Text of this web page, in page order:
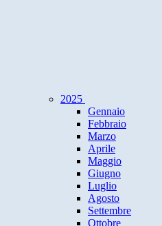
2025
Gennaio
Febbraio
Marzo
Aprile
Maggio
Giugno
Luglio
Agosto
Settembre
Ottobre